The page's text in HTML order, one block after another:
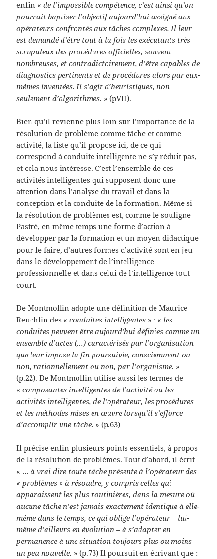
enfin «de l’impossible compétence, c’est ainsi qu’on
pourrait baptiser l’objectif aujourd’hui assigné aux
opérateurs confrontés aux tâches complexes. Il leur
est demandé d’être tout à la fois les exécutants très
scrupuleux des procédures officielles, souvent
nombreuses, et contradictoirement, d’être capables de
diagnostics pertinents et de procédures alors par eux-
mêmes inventées. Il s’agit d’heuristiques, non
seulement d’algorithmes. » (pVII).
Bien qu’il revienne plus loin sur l’importance de la
résolution de problème comme tâche et comme
activité, la liste qu’il propose ici, de ce qui
correspond à conduite intelligente ne s’y réduit pas,
et cela nous intéresse. C’est l’ensemble de ces
activités intelligentes qui supposent donc une
attention dans l’analyse du travail et dans la
conception et la conduite de la formation. Même si
la résolution de problèmes est, comme le souligne
Pastré, en même temps une forme d’action à
développer par la formation et un moyen didactique
pour le faire, d’autres formes d’activité sont en jeu
dans le développement de l’intelligence
professionnelle et dans celui de l’intelligence tout
court.
De Montmollin adopte une définition de Maurice
Reuchlin des «conduites intelligentes » : « les
conduites peuvent être aujourd’hui définies comme un
ensemble d’actes (…) caractérisés par l’organisation
que leur impose la fin poursuivie, consciemment ou
non, rationnellement ou non, par l’organisme. »
(p.22). De Montmollin utilise aussi les termes de
«composantes intelligentes de l’activité ou les
activités intelligentes, de l’opérateur, les procédures
et les méthodes mises en œuvre lorsqu’il s’efforce
d’accomplir une tâche. » (p.63)
Il précise enfin plusieurs points essentiels, à propos
de la résolution de problèmes. Tout d’abord, il écrit
« …à vrai dire toute tâche présente à l’opérateur des
« problèmes » à résoudre, y compris celles qui
apparaissent les plus routinières, dans la mesure où
aucune tâche n’est jamais exactement identique à elle-
même dans le temps, ce qui oblige l’opérateur – lui-
même d’ailleurs en évolution – à s’adapter en
permanence à une situation toujours plus ou moins
un peu nouvelle. » (p.73) Il poursuit en écrivant que :